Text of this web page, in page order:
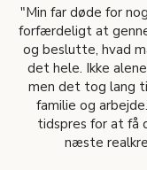
"Min far døde for
forfærdeligt at
og beslutte, hvad
det hele. Ikke
men det tog lang
familie og
tidspres for at få
næste